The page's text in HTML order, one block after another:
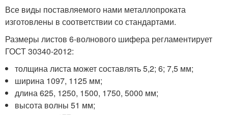
Все виды поставляемого нами металлопроката
изготовлены в соответствии со стандартами.
Размеры листов 6-волнового шифера регламентирует
ГОСТ 30340-2012:
толщина листа может составлять 5,2; 6; 7,5 мм;
ширина 1097, 1125 мм;
длина 625, 1250, 1500, 1750, 5000 мм;
высота волны 51 мм;